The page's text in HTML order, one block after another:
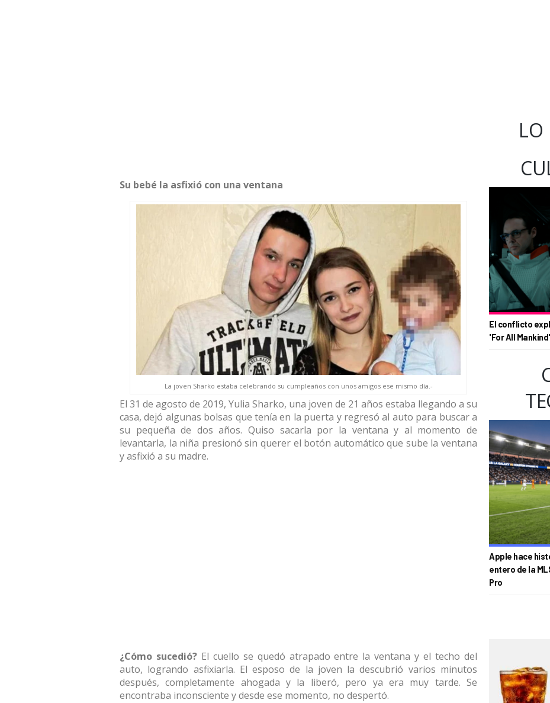
Su bebé la asfixió con una ventana
La joven Sharko estaba celebrando su cumpleaños con unos amigos ese mismo día.-
El 31 de agosto de 2019, Yulia Sharko, una joven de 21 años estaba llegando a su
casa, dejó algunas bolsas que tenía en la puerta y regresó al auto para buscar a
su pequeña de dos años. Quiso sacarla por la ventana y al momento de
levantarla, la niña presionó sin querer el botón automático que sube la ventana
y asfixió a su madre.
¿Cómo sucedió?El cuello se quedó atrapado entre la ventana y el techo del
auto, logrando asfixiarla. El esposo de la joven la descubrió varios minutos
después, completamente ahogada y la liberó, pero ya era muy tarde. Se
encontraba inconsciente y desde ese momento, no despertó.
LO
El conflicto
'For All Mankind'
Apple hace
entero de la
Pro